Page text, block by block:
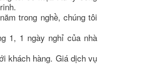
trong nghề, chúng tôi
1, 1 ngày nghỉ của nhà
khách hàng. Giá dịch vụ